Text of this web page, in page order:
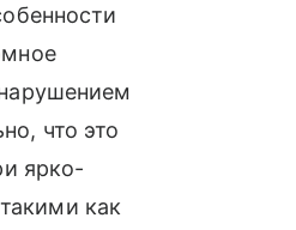
что это
ярко-
как